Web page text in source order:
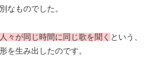
なものでした。
々が同じ時間に同じ歌を聞く という、
を生み出したのです。